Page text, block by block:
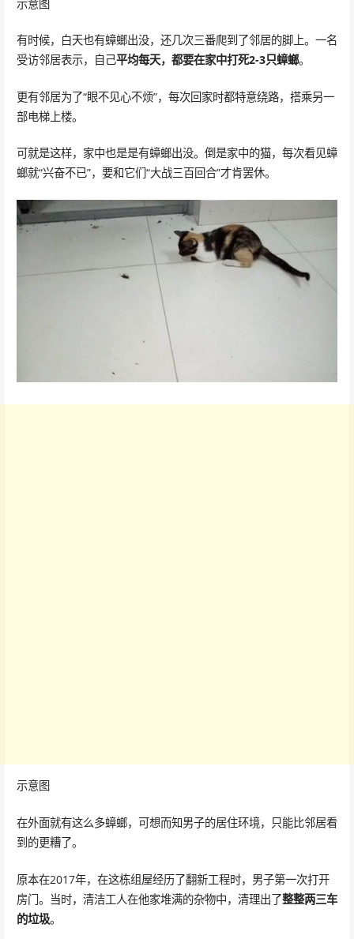
示意图
有时候，白天也有蟑螂出没，还几次三番爬到了邻居的脚上。一名
受访邻居表示，自己平均每天，都要在家中打死2-3只蟑螂。
更有邻居为了“眼不见心不烦”，每次回家时都特意绕路，搭乘另一
部电梯上楼。
可就是这样，家中也是是有蟑螂出没。倒是家中的猫，每次看见蟑
螂就“兴奋不已”，要和它们“大战三百回合”才肯罢休。
示意图
在外面就有这么多蟑螂，可想而知男子的居住环境，只能比邻居看
到的更糟了。
原本在2017年，在这栋组屋经历了翻新工程时，男子第一次打开
房门。当时，清洁工人在他家堆满的杂物中，清理出了整整两三车
的垃圾。